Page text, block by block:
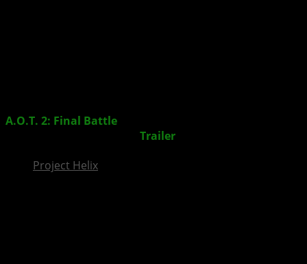
A.O.T. 2: Final Battle
Trailer
Project Helix